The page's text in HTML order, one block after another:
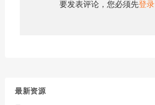
要发表评论，您必须先登录
最新资源